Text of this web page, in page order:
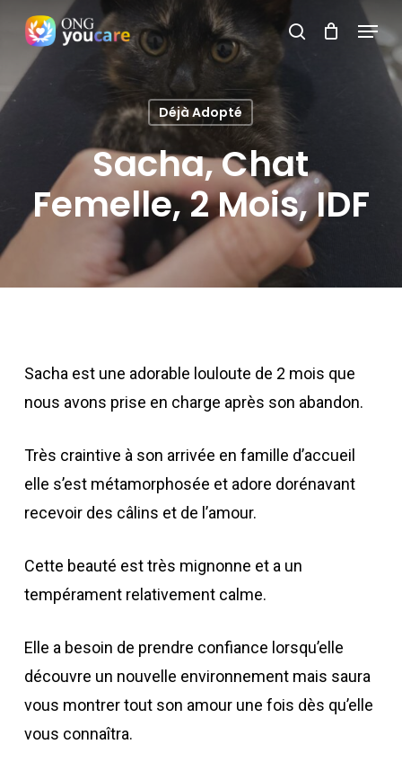
Skip
main
content
search
Menu
Déjà Adopté
Sacha, Chat
Femelle, 2 Mois, IDF
Sacha est une adorable louloute de 2 mois que
nous avons prise en charge après son abandon.
Très craintive à son arrivée en famille d’accueil
elle s’est métamorphosée et adore dorénavant
recevoir des câlins et de l’amour.
Cette beauté est très mignonne et a un
tempérament relativement calme.
Elle a besoin de prendre confiance lorsqu’elle
découvre un nouvelle environnement mais saura
vous montrer tout son amour une fois dès qu’elle
vous connaîtra.
Close
Menu